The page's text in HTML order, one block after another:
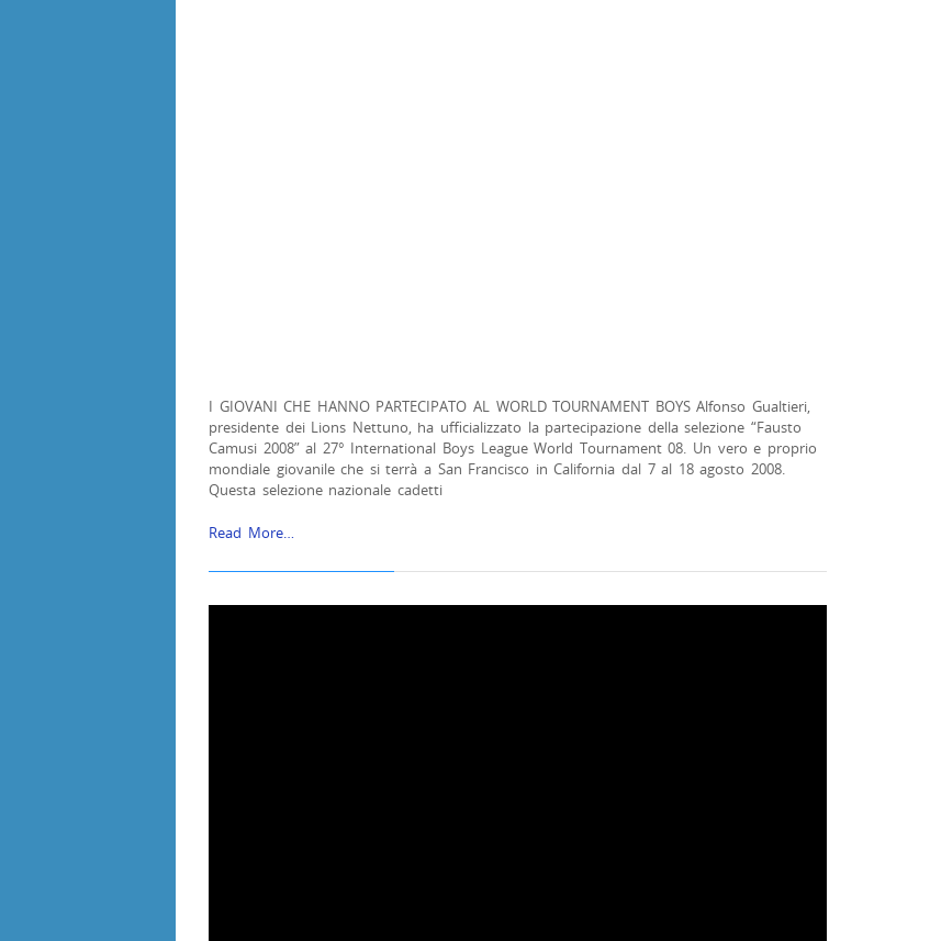
I GIOVANI CHE HANNO PARTECIPATO AL WORLD TOURNAMENT BOYS Alfonso Gualtieri,
presidente dei Lions Nettuno, ha ufficializzato la partecipazione della selezione “Fausto
Camusi 2008” al 27° International Boys League World Tournament 08. Un vero e proprio
mondiale giovanile che si terrà a San Francisco in California dal 7 al 18 agosto 2008.
Questa selezione nazionale cadetti
Read More…